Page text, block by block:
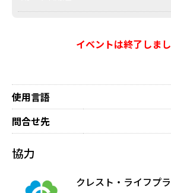
イベントは終了しまし
使用言語
問合せ先
協力
クレスト・ライフプ